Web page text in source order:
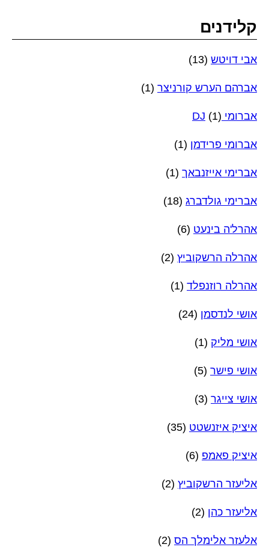
קלידנים
אבי דויטש (13)
אברהם הערש קורניצר (1)
אברומי DJ (1)
אברומי פרידמן (1)
אברימי אייזנבאך (1)
אברימי גולדברג (18)
אהרל'ה בינעט (6)
אהרלה הרשקוביץ (2)
אהרלה רוזנפלד (1)
אושי לנדסמן (24)
אושי מליק (1)
אושי פישר (5)
אושי צייגר (3)
איציק איזנשטט (35)
איציק פאמפ (6)
אליעזר הרשקוביץ (2)
אליעזר כהן (2)
אלעזר אלימלך הס (2)